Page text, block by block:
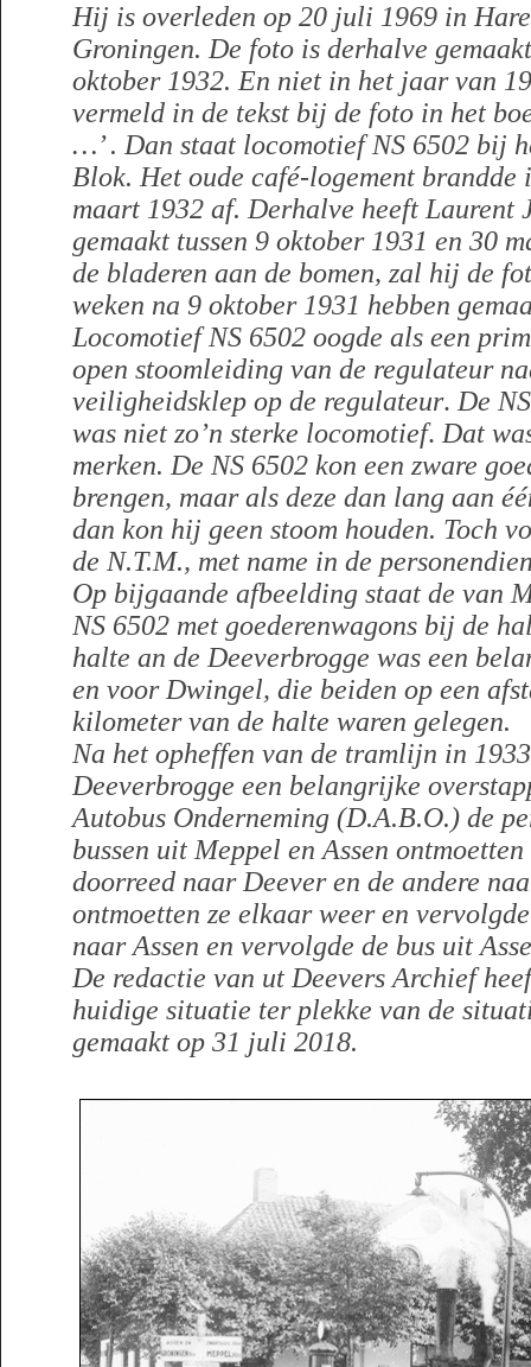
Hij is overleden op 20 juli 1969 in
Groningen. De foto is derhalve
oktober 1932. En niet in het jaar van
vermeld in de tekst bij de foto in het
…’ .Dan staat locomotief NS 6502 bij
Blok. Het oude café-logement brandde
maart 1932 af. Derhalve heeft Laurent
gemaakt tussen 9 oktober 1931 en 30
de bladeren aan de bomen, zal hij de
weken na 9 oktober 1931 hebben
Locomotief NS 6502 oogde als een
open stoomleiding van de regulateur
veiligheidsklep op de regulateur.De
was niet zo’n sterke locomotief.Dat
merken. De NS 6502 kon een zware
brengen, maar als deze dan lang aan
dan kon hij geen stoom houden. Toch
de N.T.M., met name in de
Op bijgaande afbeelding staat de van
NS 6502 met goederenwagons bij de
halte an de Deeverbrogge was een
en voor Dwingel, die beiden op een
kilometer van de halte waren gelegen.
Na het opheffen van de tramlijn in
Deeverbrogge een belangrijke
Autobus Onderneming (D.A.B.O.) de
bussen uit Meppel en Assen
doorreed naar Deever en de andere
ontmoetten ze elkaar weer en
naar Assen en vervolgde de bus uit
De redactie van ut Deevers Archief
huidige situatie ter plekke van de
gemaakt op 31 juli 2018.